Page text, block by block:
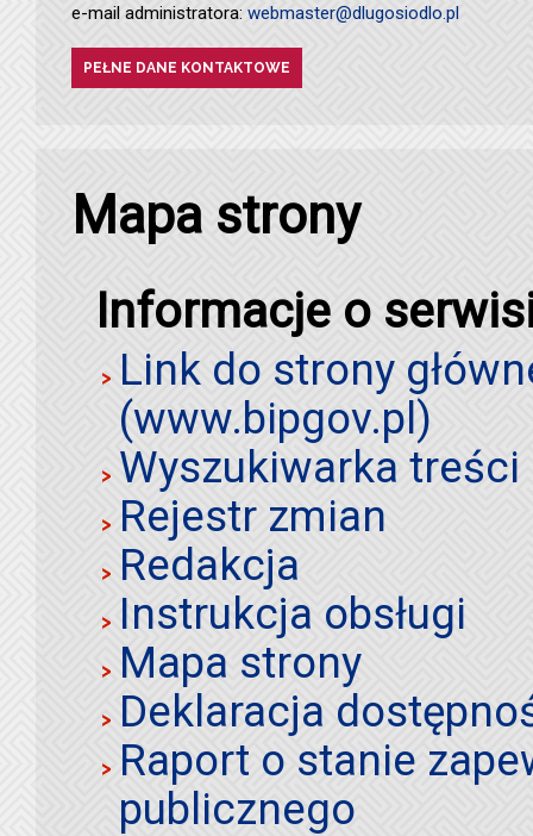
e-mail administratora: webmaster@dlugosiodlo.pl
PEŁNE DANE KONTAKTOWE
Mapa strony
Informacje o
Link do strony
(www.bipgov.pl)
Wyszukiwarka
Rejestr zmian
Redakcja
Instrukcja obsługi
Mapa strony
Deklaracja
Raport o stanie
publicznego